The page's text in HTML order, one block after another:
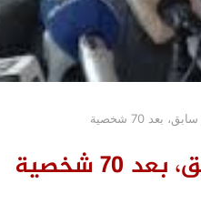
بعد 70 شخصية
شخصية